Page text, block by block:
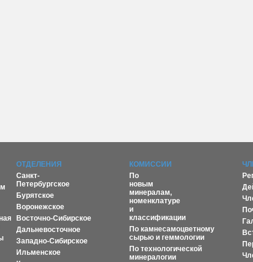
ОТДЕЛЕНИЯ
Санкт-
Петербургское
Бурятское
Воронежское
Восточно-Сибирское
Дальневосточное
Западно-Сибирское
Ильменское
КОМИССИИ
По
новым
минералам,
номенклатуре
и
классификации
По камнесамоцветному
сырью и геммологии
По технологической
минералогии